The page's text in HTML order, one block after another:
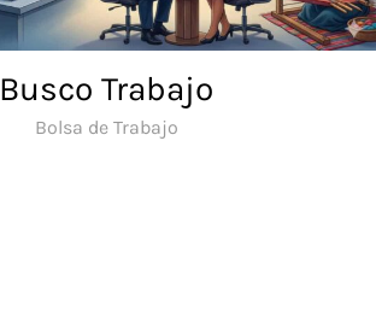
Busco Trabajo
Bolsa de Trabajo